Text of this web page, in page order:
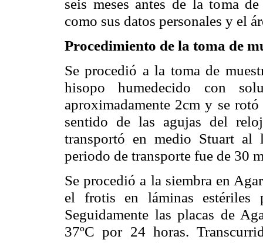
como sus datos personales y el
Procedimiento de la toma de
Se procedió a la toma de
hisopo humedecido con
aproximadamente 2cm y se
sentido de las agujas del
transportó en medio Stuart al
periodo de transporte fue de 30
Se procedió a la siembra en
el frotis en láminas estériles
Seguidamente las placas de
37ºC por 24 horas.